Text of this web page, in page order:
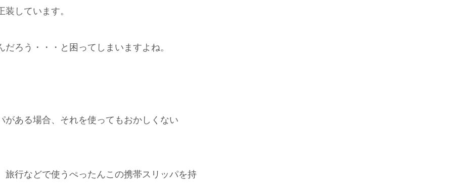
しています。
ろう・・・と困ってしまいますよね。
ある場合、それを使ってもおかしくない
行などで使うぺったんこの携帯スリッパを持